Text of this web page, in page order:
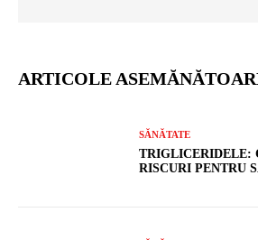
ARTICOLE
SĂNĂTATE
TRIGLICERIDELE:
RISCURI PENTRU